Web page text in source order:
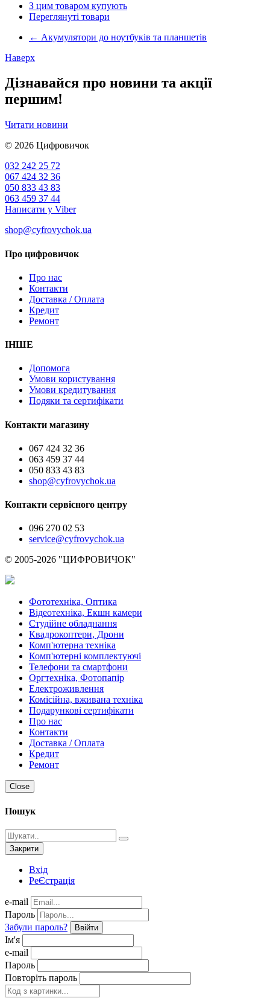
З цим товаром купують
Переглянуті товари
← Акумулятори до ноутбуків та планшетів
Наверх
Дізнавайся про новини та акції
першим!
Читати новини
© 2026 Цифровичок
032 242 25 72
067 424 32 36
050 833 43 83
063 459 37 44
Написати у Viber
shop@cyfrovychok.ua
Про цифровичок
Про нас
Контакти
Доставка / Оплата
Кредит
Ремонт
ІНШЕ
Допомога
Умови користування
Умови кредитування
Подяки та сертифікати
Контакти магазину
067 424 32 36
063 459 37 44
050 833 43 83
shop@cyfrovychok.ua
Контакти сервісного центру
096 270 02 53
service@cyfrovychok.ua
© 2005-2026 "ЦИФРОВИЧОК"
Фототехніка, Оптика
Відеотехніка, Екшн камери
Студійне обладнання
Квадрокоптери, Дрони
Комп'ютерна техніка
Комп'ютерні комплектуючі
Телефони та смартфони
Оргтехніка, Фотопапір
Електроживлення
Комісійна, вживана техніка
Подарункові сертифікати
Про нас
Контакти
Доставка / Оплата
Кредит
Ремонт
Close
Пошук
Закрити
Вхід
РеЄстрація
e-mail
Пароль
Забули пароль?
Ввійти
Ім'я
e-mail
Пароль
Повторіть пароль